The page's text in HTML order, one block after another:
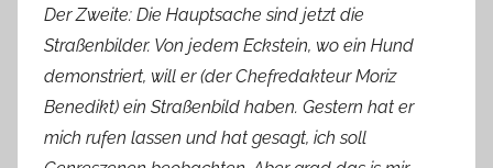
Der Zweite: Die Hauptsache sind jetzt die
Straßenbilder. Von jedem Eckstein, wo ein Hund
demonstriert, will er (der Chefredakteur Moriz
Benedikt) ein Straßenbild haben. Gestern hat er
mich rufen lassen und hat gesagt, ich soll